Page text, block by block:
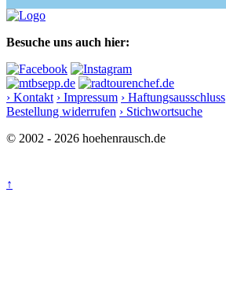
Besuche uns auch hier:
› Kontakt › Impressum › Haftungsausschluss
Bestellung widerrufen › Stichwortsuche
© 2002 - 2026 hoehenrausch.de
↑